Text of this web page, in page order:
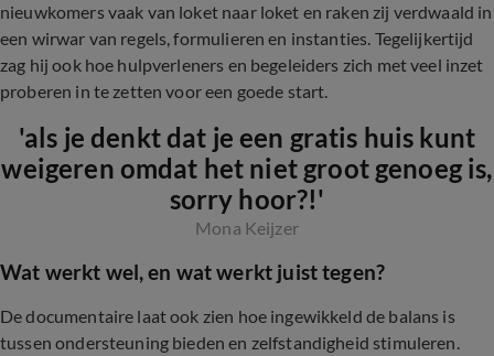
nieuwkomers vaak van loket naar loket en raken zij verdwaald in
een wirwar van regels, formulieren en instanties. Tegelijkertijd
zag hij ook hoe hulpverleners en begeleiders zich met veel inzet
proberen in te zetten voor een goede start.
'als je denkt dat je een gratis huis kunt
weigeren omdat het niet groot genoeg is,
sorry hoor?!'
Mona Keijzer
Wat werkt wel, en wat werkt juist tegen?
De documentaire laat ook zien hoe ingewikkeld de balans is
tussen ondersteuning bieden en zelfstandigheid stimuleren.